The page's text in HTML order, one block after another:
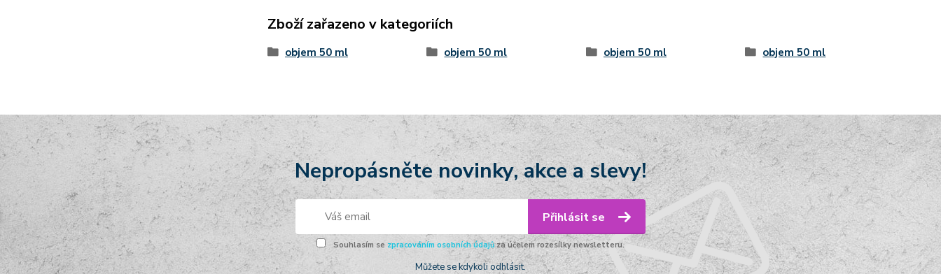
Zboží zařazeno v kategoriích
objem 50 ml objem 50 ml objem 50 ml objem 50 ml
Nepropásněte novinky, akce a slevy!
Přihlásit se
Souhlasím se zpracováním osobních údajůza účelem rozesílky newsletteru.
Můžete se kdykoli odhlásit.